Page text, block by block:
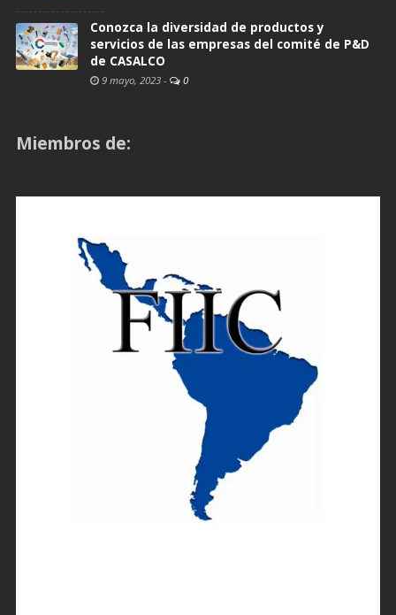
Conozca la diversidad de productos y
servicios de las empresas del comité de P&D
de CASALCO
9 mayo, 2023 - 0
Miembros de: